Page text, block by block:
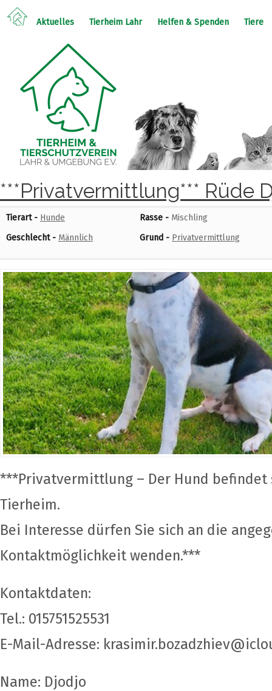
Aktuelles Tierheim Lahr Helfen & Spenden Tiere
***Privatvermittlung*** Rüde
Tierart - Hunde Rasse - Mischling
Geschlecht - Männlich Grund - Privatvermittlung
***Privatvermittlung – Der Hund befindet
Tierheim.
Bei Interesse dürfen Sie sich an die
Kontaktmöglichkeit wenden.***
Kontaktdaten:
Tel.: 015751525531
E-Mail-Adresse:
Name: Djodjo